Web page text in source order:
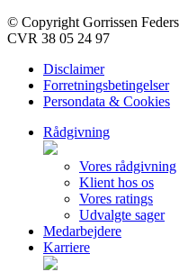
© Copyright Gorrissen
CVR 38 05 24 97
Disclaimer
Forretningsbetingelser
Persondata & Cookies
Rådgivning
Vores rådgivning
Klient hos os
Vores ratings
Udvalgte sager
Medarbejdere
Karriere